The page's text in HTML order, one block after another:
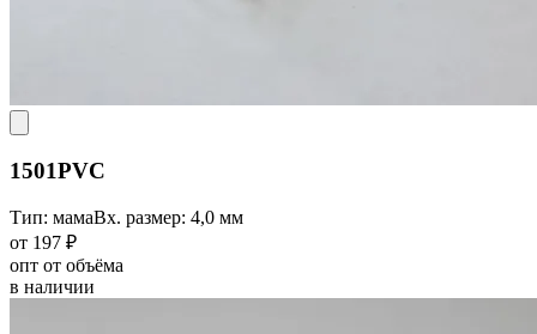
1501PVC
Тип: мамаВх. размер: 4,0 мм
от 197 ₽
опт от объёма
в наличии